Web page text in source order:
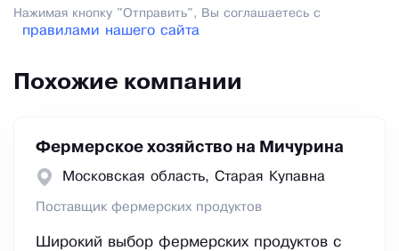
Нажимая кнопку "Отправить", Вы соглашаетесь с
правилами нашего сайта
Похожие компании
Фермерское хозяйство на Мичурина
Московская область, Старая Купавна
Поставщик фермерских продуктов
Широкий выбор фермерских продуктов с